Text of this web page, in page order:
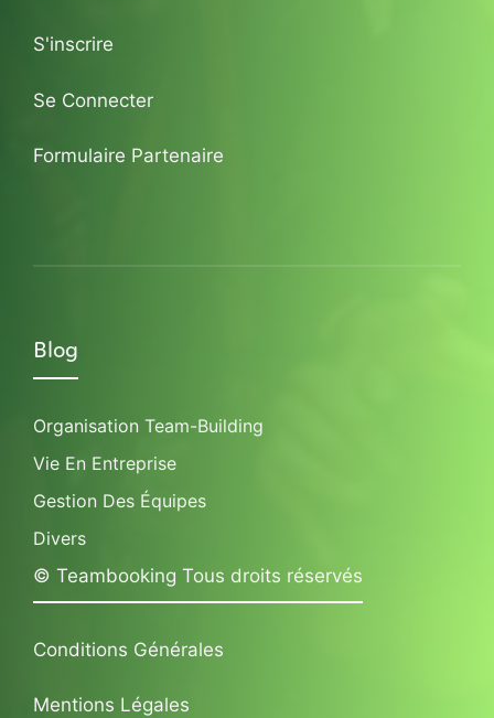
S'inscrire
Se Connecter
Formulaire Partenaire
Blog
Organisation Team-Building
Vie En Entreprise
Gestion Des Équipes
Divers
© Teambooking Tous droits réservés
Conditions Générales
Mentions Légales